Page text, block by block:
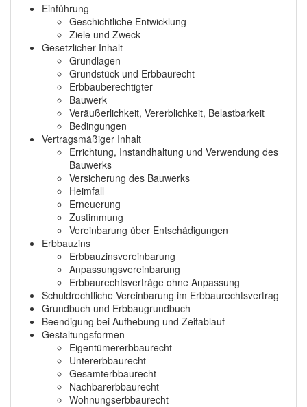
Einführung
Geschichtliche Entwicklung
Ziele und Zweck
Gesetzlicher Inhalt
Grundlagen
Grundstück und Erbbaurecht
Erbbauberechtigter
Bauwerk
Veräußerlichkeit, Vererblichkeit, Belastbarkeit
Bedingungen
Vertragsmäßiger Inhalt
Errichtung, Instandhaltung und Verwendung des
Bauwerks
Versicherung des Bauwerks
Heimfall
Erneuerung
Zustimmung
Vereinbarung über Entschädigungen
Erbbauzins
Erbbauzinsvereinbarung
Anpassungsvereinbarung
Erbbaurechtsverträge ohne Anpassung
Schuldrechtliche Vereinbarung im Erbbaurechtsvertrag
Grundbuch und Erbbaugrundbuch
Beendigung bei Aufhebung und Zeitablauf
Gestaltungsformen
Eigentümererbbaurecht
Untererbbaurecht
Gesamterbbaurecht
Nachbarerbbaurecht
Wohnungserbbaurecht